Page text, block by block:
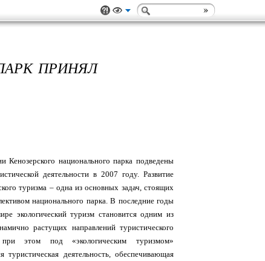
ПРИНЯЛ
Кенозерского национального парка подведены
деятельности в 2007 году. Развитие
туризма – одна из основных задач, стоящих
национального парка. В последние годы
экологический туризм становится одним из
растущих направлений туристического
при этом под «экологическим туризмом»
туристическая деятельность, обеспечивающая